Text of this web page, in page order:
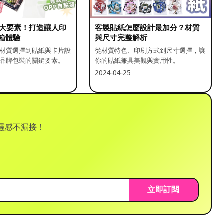
要素！打造讓人印
體驗
質選擇到貼紙與卡片設
牌包裝的關鍵要素。
客製貼紙怎麼設計最加分？材質
與尺寸完整解析
從材質特色、印刷方式到尺寸選擇，讓
你的貼紙兼具美觀與實用性。
2024-04-25
不漏接！
立即訂閱